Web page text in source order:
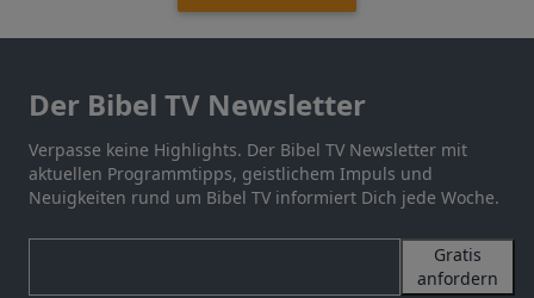
Der Bibel TV Newsletter
Verpasse keine Highlights. Der Bibel TV Newsletter mit
aktuellen Programmtipps, geistlichem Impuls und
Neuigkeiten rund um Bibel TV informiert Dich jede Woche.
Gratis
anfordern